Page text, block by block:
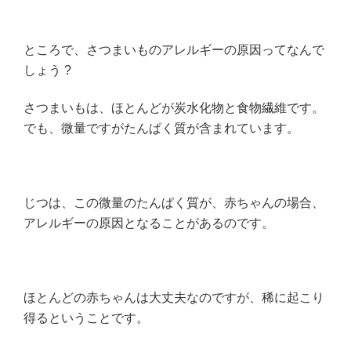
ところで、さつまいものアレルギーの原因ってなんで
しょう ?
さつまいもは、ほとんどが炭水化物と食物繊維です。
でも、微量ですがたんぱく質が含まれています。
じつは、この微量のたんぱく質が、赤ちゃんの場合、
アレルギーの原因となることがあるのです。
ほとんどの赤ちゃんは大丈夫なのですが、稀に起こり
得るということです。